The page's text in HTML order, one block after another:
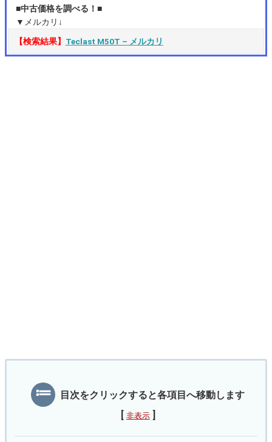
■中古価格を調べる！■
▼メルカリ↓
【検索結果】 Teclast M50T – メルカリ
目次をクリックすると各項目へ移動します
非表示